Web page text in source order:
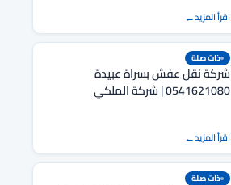
اقرأ المزيد
ذات صلة
شركة نقل عفش بسراة عبيدة
0541621080 | شركة الملكي
اقرأ المزيد
ذات صلة